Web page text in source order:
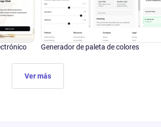
Generador de paleta de colores
Ver más